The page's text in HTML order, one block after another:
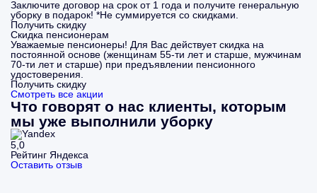
Заключите договор на срок от 1 года и получите генеральную
уборку в подарок! *Не суммируется со скидками.
Получить скидку
Скидка пенсионерам
Уважаемые пенсионеры! Для Вас действует скидка на
постоянной основе (женщинам 55-ти лет и старше, мужчинам
70-ти лет и старше) при предъявлении пенсионного
удостоверения.
Получить скидку
Смотреть все акции
Что говорят о нас клиенты, которым
мы уже выполнили уборку
5,0
Рейтинг Яндекса
Оставить отзыв